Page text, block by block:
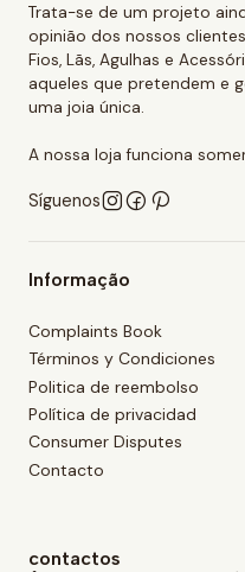
Trata-se de um projeto
opinião dos nossos
Fios, Lãs, Agulhas e
aqueles que pretendem e
uma joia única.
A nossa loja funciona
Síguenos
Informação
Complaints Book
Términos y Condiciones
Politica de reembolso
Política de privacidad
Consumer Disputes
Contacto